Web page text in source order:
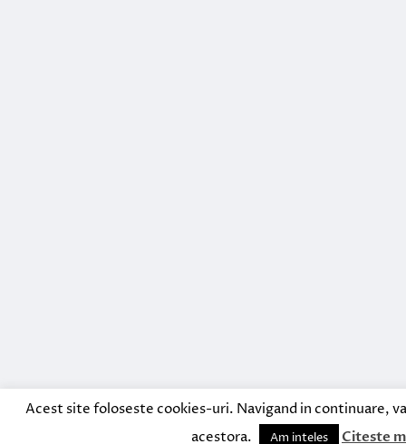
Acest site foloseste cookies-uri. Navigand in continuare,
acestora.
Am inteles Citeste